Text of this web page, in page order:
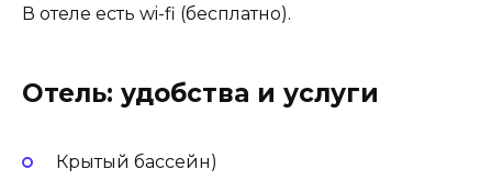
В отеле есть wi-fi (бесплатно).
Отель: удобства и услуги
Крытый бассейн)